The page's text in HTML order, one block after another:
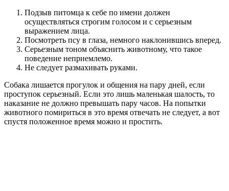
Подзыв питомца к себе по имени должен
осуществляться строгим голосом и с серьезным
выражением лица.
Посмотреть псу в глаза, немного наклонившись вперед.
Серьезным тоном объяснить животному, что такое
поведение неприемлемо.
Не следует размахивать руками.
Собака лишается прогулок и общения на пару дней, если
проступок серьезный. Если это лишь маленькая шалость, то
наказание не должно превышать пару часов. На попытки
животного помириться в это время отвечать не следует, а вот
спустя положенное время можно и простить.